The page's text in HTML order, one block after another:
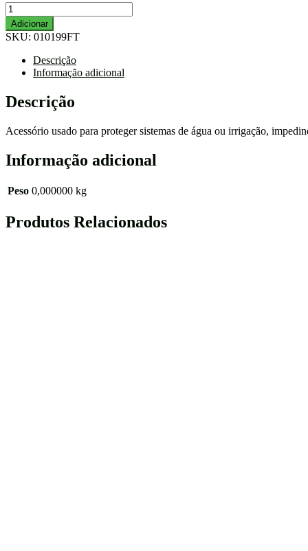
Quantidade
de
FILTRO
DE
TOMADA
PLASTICO
1/4
X
Adicionar
SKU: 010199FT
Descrição
Informação adicional
Descrição
Acessório usado para proteger sistemas de água ou irrigação,
Informação adicional
Peso 0,000000 kg
Produtos Relacionados